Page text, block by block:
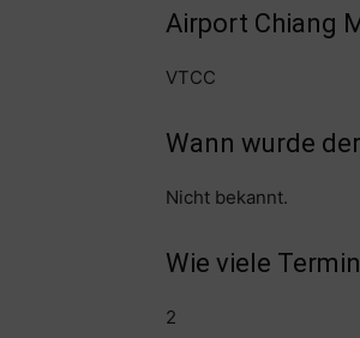
Airport Chiang
VTCC
Wann wurde
Nicht bekannt.
Wie viele
2